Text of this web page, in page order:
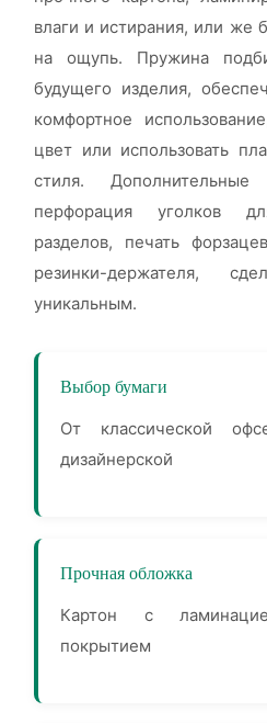
влаги и истирания, или же
на ощупь. Пружина
будущего изделия,
комфортное
цвет или использовать
стиля.
перфорация уголков
разделов, печать
резинки-держателя,
уникальным.
Выбор бумаги
От классической
дизайнерской
Прочная обложка
Картон с
покрытием